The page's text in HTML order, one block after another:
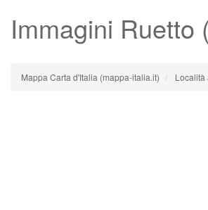
Immagini Ruetto
Mappa Carta d'Italia (mappa-italia.it) Località